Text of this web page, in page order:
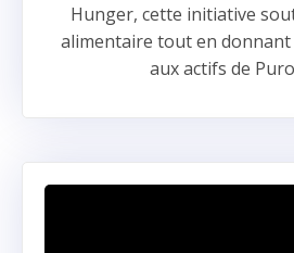
Hunger, cette initiative
alimentaire tout en donnant
aux actifs de